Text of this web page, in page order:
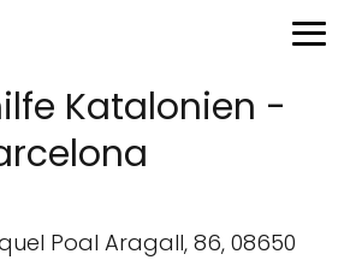
Katalonien -
Poal Aragall, 86, 08650